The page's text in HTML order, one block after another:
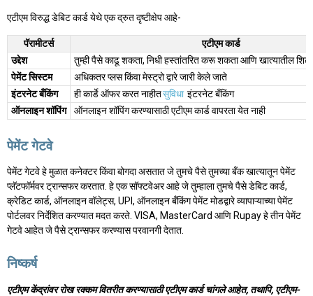
एटीएम विरुद्ध डेबिट कार्ड येथे एक द्रुत दृष्टीक्षेप आहे-
पॅरामीटर्स
एटीएम कार्ड
उद्देश
तुम्ही पैसे काढू शकता, निधी हस्तांतरित करू शकता आणि खात्यातील
पेमेंट सिस्टम
अधिकतर प्लस किंवा मेस्ट्रो द्वारे जारी केले जाते
इंटरनेट बँकिंग
ही कार्डे ऑफर करत नाहीतसुविधा इंटरनेट बँकिंग
ऑनलाइन शॉपिंग
ऑनलाइन शॉपिंग करण्यासाठी एटीएम कार्ड वापरता येत नाही
पेमेंट गेटवे
पेमेंट गेटवे हे मुळात कनेक्टर किंवा बोगदा असतात जे तुमचे पैसे तुमच्या बँक खात्यातून पेमेंट
प्लॅटफॉर्मवर ट्रान्सफर करतात. हे एक सॉफ्टवेअर आहे जे तुम्हाला तुमचे पैसे डेबिट कार्ड,
क्रेडिट कार्ड, ऑनलाइन वॉलेट्स, UPI, ऑनलाइन बँकिंग पेमेंट मोडद्वारे व्यापाऱ्याच्या पेमेंट
पोर्टलवर निर्देशित करण्यात मदत करते. VISA, MasterCard आणि Rupay हे तीन पेमेंट
गेटवे आहेत जे पैसे ट्रान्सफर करण्यास परवानगी देतात.
निष्कर्ष
एटीएम केंद्रांवर रोख रक्कम वितरीत करण्यासाठी एटीएम कार्ड चांगले आहेत, तथापि, एटीएम-